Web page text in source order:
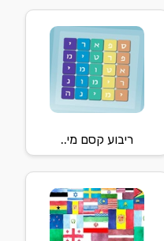
ריבוע קסם מי..